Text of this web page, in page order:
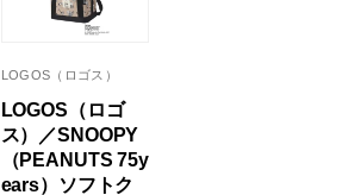
LOGOS（ロゴス）
LOGOS（ロゴ
ス）／SNOOPY
（PEANUTS 75y
ears）ソフトク